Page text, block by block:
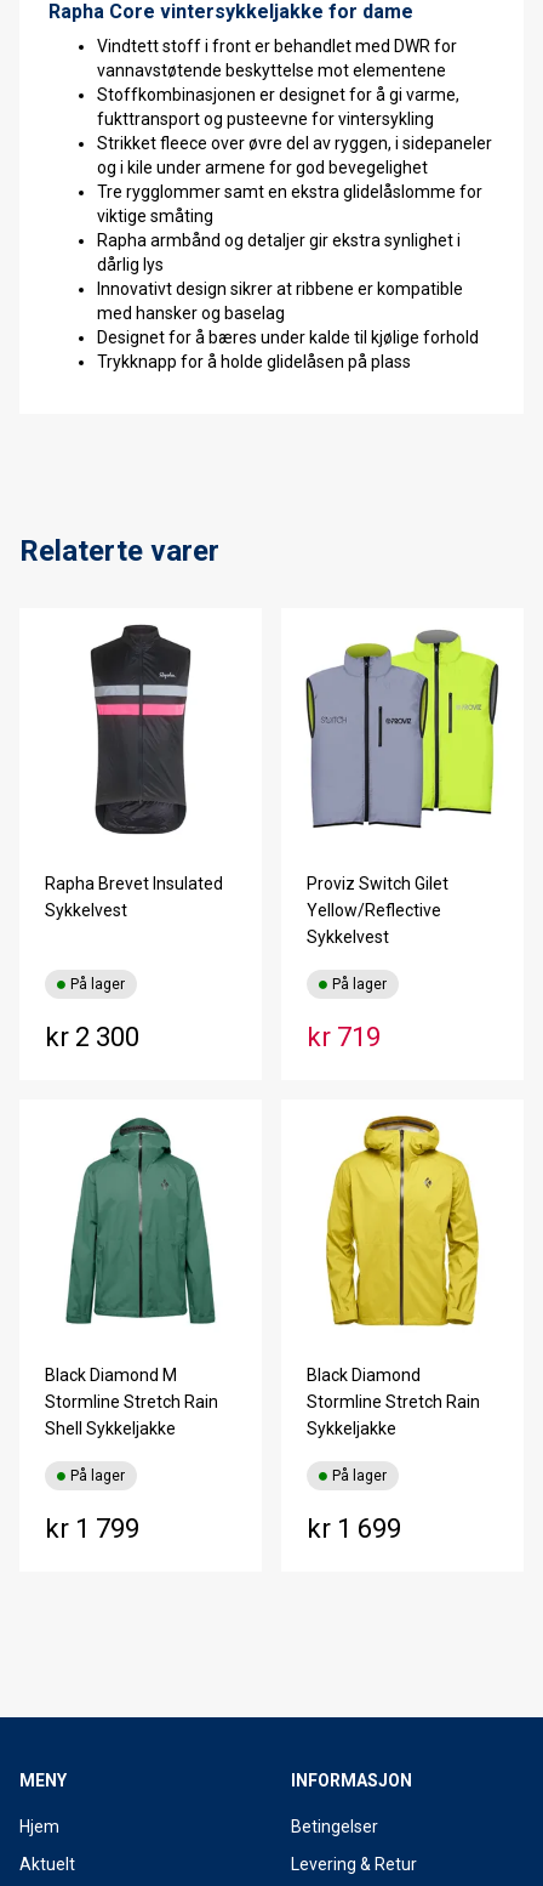
Rapha Core vintersykkeljakke for dame
Vindtett stoff i front er behandlet med DWR for
vannavstøtende beskyttelse mot elementene
Stoffkombinasjonen er designet for å gi varme,
fukttransport og pusteevne for vintersykling
Strikket fleece over øvre del av ryggen, i sidepaneler
og i kile under armene for god bevegelighet
Tre rygglommer samt en ekstra glidelåslomme for
viktige småting
Rapha armbånd og detaljer gir ekstra synlighet i
dårlig lys
Innovativt design sikrer at ribbene er kompatible
med hansker og baselag
Designet for å bæres under kalde til kjølige forhold
Trykknapp for å holde glidelåsen på plass
Relaterte varer
Rapha Brevet Insulated
Sykkelvest
kr 2 300
På lager
Proviz Switch Gilet
Yellow/Reflective
Sykkelvest
kr 719
På lager
Black Diamond M
Stormline Stretch Rain
Shell Sykkeljakke
kr 1 799
På lager
Black Diamond
Stormline Stretch Rain
Sykkeljakke
kr 1 699
På lager
MENY
Hjem
Aktuelt
INFORMASJON
Betingelser
Levering & Retur